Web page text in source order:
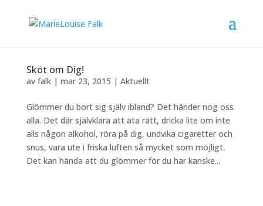
Sköt om Dig!
av falk| mar 23, 2015 | Aktuellt
Glömmer du bort sig själv ibland? Det händer nog oss
alla. Det där självklara att äta rätt, dricka lite om inte
alls någon alkohol, röra på dig, undvika cigaretter och
snus, vara ute i friska luften så mycket som möjligt.
Det kan hända att du glömmer för du har kanske...